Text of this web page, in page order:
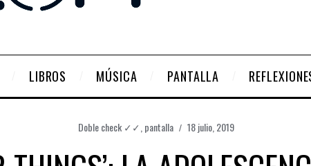
LIBROS MÚSICA PANTALLA
Doble check ✓✓ pantalla 18 julio, 2019